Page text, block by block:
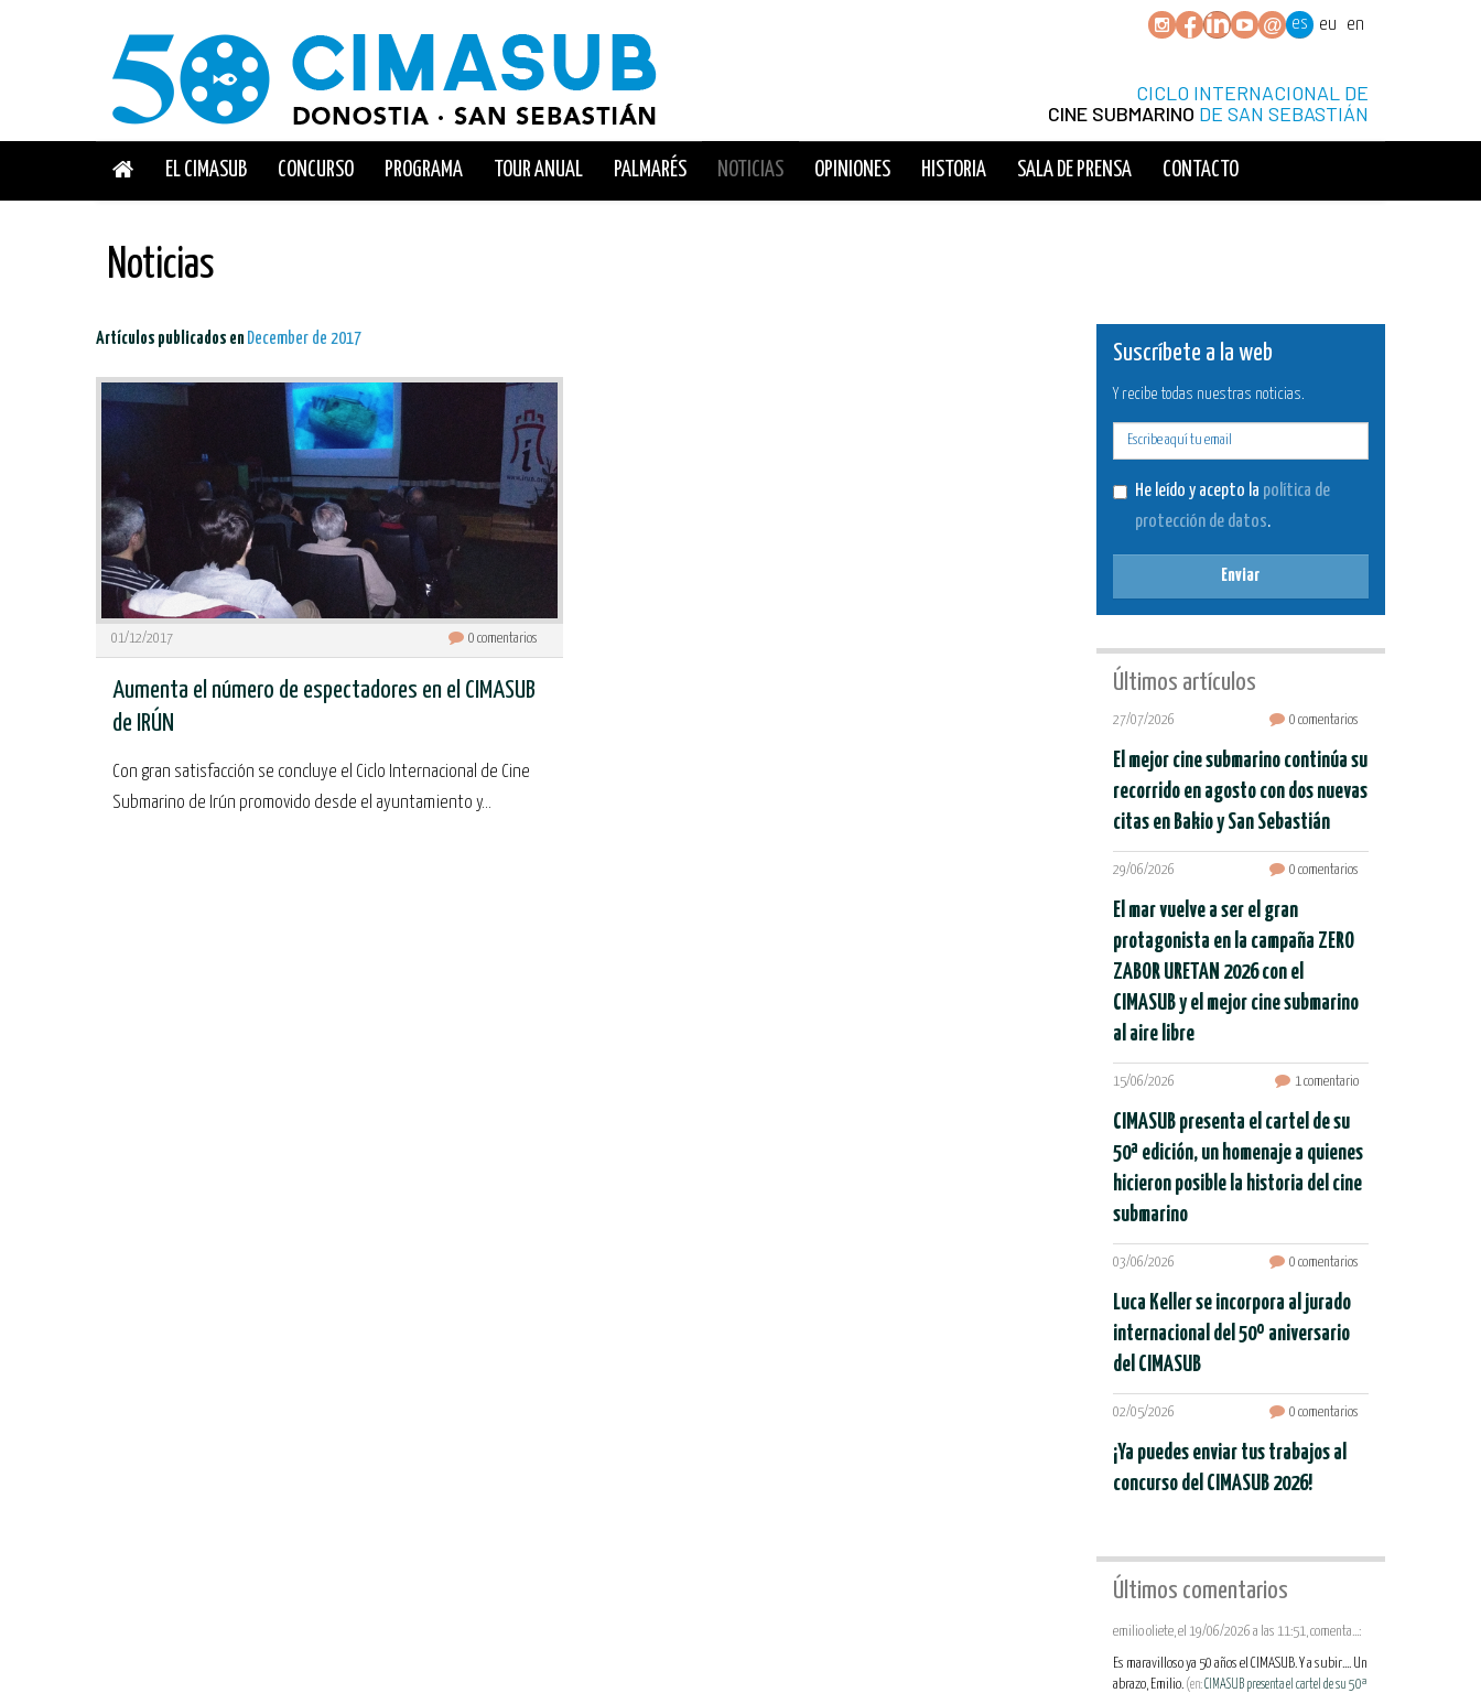
es eu en
CICLO INTERNACIONAL DE
CINE SUBMARINO DE SAN SEBASTIÁN
EL CIMASUB CONCURSO PROGRAMA TOUR ANUAL PALMARÉS NOTICIAS OPINIONES HISTORIA SALA DE PRENSA CONTACTO
Noticias
Artículos publicados en December de 2017
01/12/2017 0 comentarios
Aumenta el número de espectadores en el CIMASUB
de IRÚN
Con gran satisfacción se concluye el Ciclo Internacional de Cine
Submarino de Irún promovido desde el ayuntamiento y...
Suscríbete a la web
Y recibe todas nuestras noticias.
He leído y acepto la política de
protección de datos.
Enviar
Últimos artículos
27/07/2026 0 comentarios
El mejor cine submarino continúa su
recorrido en agosto con dos nuevas
citas en Bakio y San Sebastián
29/06/2026 0 comentarios
El mar vuelve a ser el gran
protagonista en la campaña ZERO
ZABOR URETAN 2026 con el
CIMASUB y el mejor cine submarino
al aire libre
15/06/2026 1 comentario
CIMASUB presenta el cartel de su
50ª edición, un homenaje a quienes
hicieron posible la historia del cine
submarino
03/06/2026 0 comentarios
Luca Keller se incorpora al jurado
internacional del 50º aniversario
del CIMASUB
02/05/2026 0 comentarios
¡Ya puedes enviar tus trabajos al
concurso del CIMASUB 2026!
Últimos comentarios
emilio oliete, el 19/06/2026 a las 11:51, comenta...:
Es maravilloso ya 50 años el CIMASUB. Y a subir.... Un
abrazo, Emilio. (en:CIMASUB presenta el cartel de su 50ª